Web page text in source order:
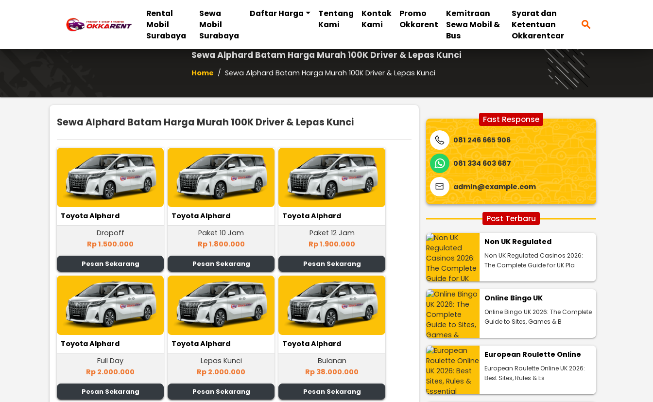
Rental
Mobil
Surabaya
Sewa
Mobil
Surabaya
Daftar Harga
Tentang
Kami
Kontak
Kami
Promo
Okkarent
Kemitraan
Sewa Mobil &
Bus
Syarat dan
Ketentuan
Okkarentcar
search
Sewa Alphard Batam Harga Murah 100K Driver & Lepas Kunci
Home / Sewa Alphard Batam Harga Murah 100K Driver & Lepas Kunci
Sewa Alphard Batam Harga Murah 100K Driver & Lepas Kunci
Toyota Alphard
Dropoff
Rp 1.500.000
Pesan Sekarang
Toyota Alphard
Paket 10 Jam
Rp 1.800.000
Pesan Sekarang
Toyota Alphard
Paket 12 Jam
Rp 1.900.000
Pesan Sekarang
Toyota Alphard
Full Day
Rp 2.000.000
Pesan Sekarang
Toyota Alphard
Lepas Kunci
Rp 2.000.000
Pesan Sekarang
Toyota Alphard
Bulanan
Rp 38.000.000
Pesan Sekarang
Fast Response
081 246 665 906
081 334 603 687
admin@example.com
Post Terbaru
Non UK Regulated
Non UK Regulated Casinos 2026:
The Complete Guide for UK Pla
Online Bingo UK
Online Bingo UK 2026: The Complete
Guide to Sites, Games & B
European Roulette Online
European Roulette Online UK 2026:
Best Sites, Rules & Es